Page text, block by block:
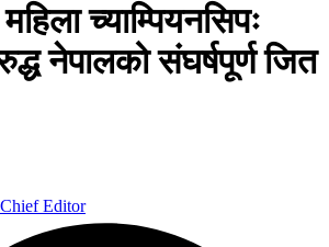
महिला च्याम्पियनसिपः
नेपालको संघर्षपूर्ण जित
Chief Editor